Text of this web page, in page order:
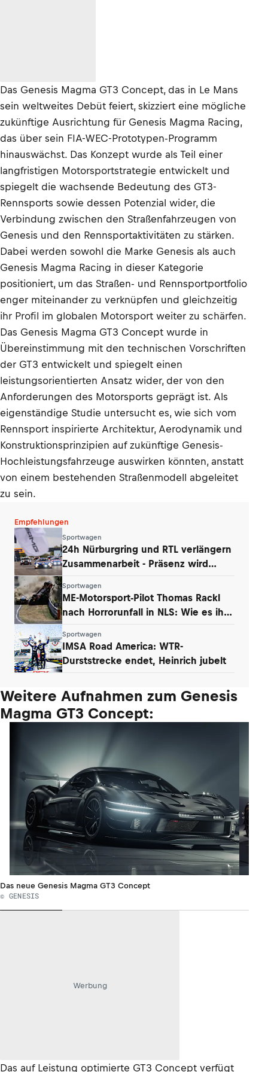
Das Genesis Magma GT3 Concept, das in Le Mans
sein weltweites Debüt feiert, skizziert eine mögliche
zukünftige Ausrichtung für Genesis Magma Racing,
das über sein FIA-WEC-Prototypen-Programm
hinauswächst. Das Konzept wurde als Teil einer
langfristigen Motorsportstrategie entwickelt und
spiegelt die wachsende Bedeutung des GT3-
Rennsports sowie dessen Potenzial wider, die
Verbindung zwischen den Straßenfahrzeugen von
Genesis und den Rennsportaktivitäten zu stärken.
Dabei werden sowohl die Marke Genesis als auch
Genesis Magma Racing in dieser Kategorie
positioniert, um das Straßen- und Rennsportportfolio
enger miteinander zu verknüpfen und gleichzeitig
ihr Profil im globalen Motorsport weiter zu schärfen.
Das Genesis Magma GT3 Concept wurde in
Übereinstimmung mit den technischen Vorschriften
der GT3 entwickelt und spiegelt einen
leistungsorientierten Ansatz wider, der von den
Anforderungen des Motorsports geprägt ist. Als
eigenständige Studie untersucht es, wie sich vom
Rennsport inspirierte Architektur, Aerodynamik und
Konstruktionsprinzipien auf zukünftige Genesis-
Hochleistungsfahrzeuge auswirken könnten, anstatt
von einem bestehenden Straßenmodell abgeleitet
zu sein.
Empfehlungen
Sportwagen
24h Nürburgring und RTL verlängern
Zusammenarbeit - Präsenz wird
Sportwagen
ME-Motorsport-Pilot Thomas Rackl
nach Horrorunfall in NLS: Wie es ihm
Sportwagen
IMSA Road America: WTR-
Durststrecke endet, Heinrich jubelt
Weitere Aufnahmen zum Genesis
Magma GT3 Concept:
Das neue Genesis Magma GT3 Concept
© GENESIS
Werbung
Das auf Leistung optimierte GT3 Concept verfügt